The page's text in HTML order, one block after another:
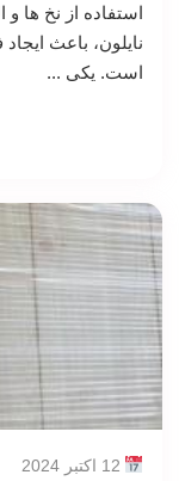
استفاده از نخ ها
نایلون، باعث
است. یکی ...